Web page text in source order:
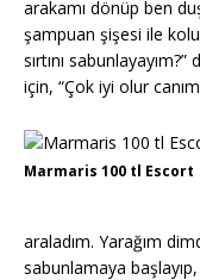
arakamı dönüp ben
şampuan şişesi ile
sırtını
için, “Çok iyi olur
Marmaris 100 tl Escort
araladım. Yarağım
sabunlamaya